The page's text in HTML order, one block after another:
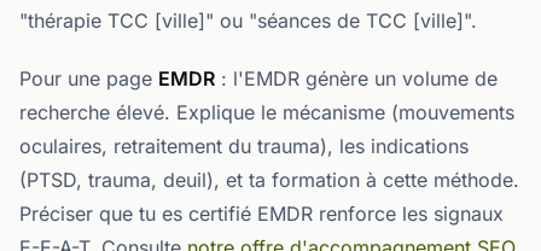
"thérapie TCC [ville]" ou "séances de TCC [ville]".
Pour une page EMDR : l'EMDR génère un volume de
recherche élevé. Explique le mécanisme (mouvements
oculaires, retraitement du trauma), les indications
(PTSD, trauma, deuil), et ta formation à cette méthode.
Préciser que tu es certifié EMDR renforce les signaux